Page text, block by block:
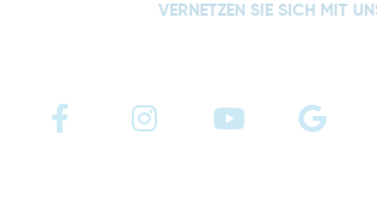
VERNETZEN SIE SICH MIT